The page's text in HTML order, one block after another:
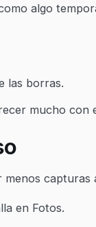
algo
las borras.
mucho con
menos capturas
en Fotos.